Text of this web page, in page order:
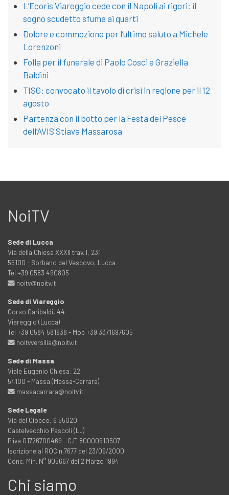
L’Ecoris Viareggio cede con il Napoli ai rigori: il
sogno scudetto sfuma ai quarti
Dolore e commozione per l’ultimo saluto a Michele
Lorenzoni
Folla per il funerale di Paolo Cosci e Graziella
Baldini
TISG: convocato il tavolo di crisi in regione per il 12
agosto
Partenza con il botto per la Festa del Pesce
dell’AVIS Stiava Massarosa
NoiTV
Sede di Lucca
Via della Chiesa XXXII trav. I, 231
55100 - Sorbano del Vescovo, Lucca
Tel +39 0583 490805
noitv@noitv.it
Sede di Viareggio
Corso Garibaldi, 44
Viareggio (Lucca)
Tel +39 0584 581938 - Mob +39 3371697605
noitvversilia@noitv.it
Sede di Massa
Viale Eugenio Chiesa, 22
54100 - Massa (Massa-Carrara)
massacarrara@noitv.it
Sede Legale
Via del Ciocco, 6 55020
Castelvecchio Pascoli (Lu)
P.iva 01726700469 - C.F. 80000910507
Iscrizione al ROC n.7677 del 23/09/2000
Conc. Min. N° 905667 del 2 Marzo 1994
Chi siamo